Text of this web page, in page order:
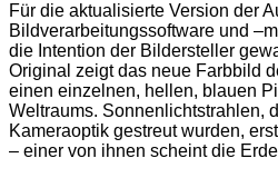
Für die aktualisierte Version der
Bildverarbeitungssoftware und
die Intention der Bildersteller
Original zeigt das neue Farbbild
einen einzelnen, hellen, blauen
Weltraums. Sonnenlichtstrahlen,
Kameraoptik gestreut wurden,
– einer von ihnen scheint die